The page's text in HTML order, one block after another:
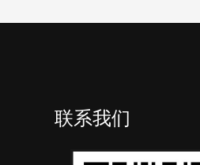
联系我们